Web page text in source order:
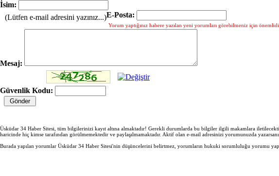
İsim:
E-Posta:
(Lütfen e-mail adresini yazınız...)
Yorum yaptığınız habere yazılan yeni yorumları görebilmeniz için
Mesaj:
Güvenlik Kodu:
Üsküdar 34 Haber Sitesi, tüm bilgilerinizi kayıt altına almaktadır! Gerekli durumlarda bu bilgiler ilgili makamlara
haricinde hiç kimse tarafından görülmemektedir ve paylaşılmamaktadır. Aktif olan e-mail adresinizi yorumunuzda
Burada yapılan yorumlar Üsküdar 34 Haber Sitesi'nin düşüncelerini belirtmez, yorumların hukuki sorumluluğu yorumu